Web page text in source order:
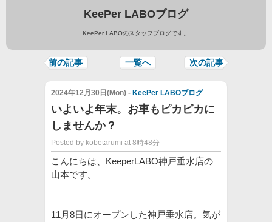
KeePer LABOブログ
KeePer LABOのスタッフブログです。
前の記事 一覧へ 次の記事
2024年12月30日(Mon) - KeePer LABOブログ
いよいよ年末。お車もピカピカに
しませんか？
Posted by kobetarumi at 8時48分
こんにちは、KeeperLABO神戸垂水店の
山本です。
11月8日にオープンした神戸垂水店。気が